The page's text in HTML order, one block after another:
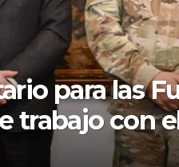
para las
trabajo con